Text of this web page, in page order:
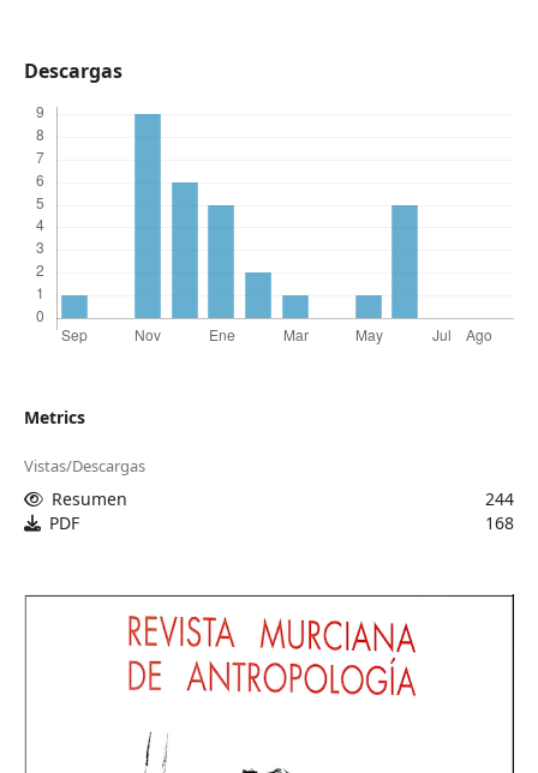
Descargas
Metrics
Vistas/Descargas
Resumen
244
PDF
168